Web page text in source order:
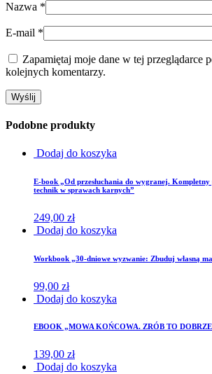
Nazwa *
E-mail *
Zapamiętaj moje dane w tej przeglądarce
kolejnych komentarzy.
Podobne produkty
Dodaj do koszyka
E-book „Od przesłuchania do wygranej.
technik w sprawach karnych”
249,00 zł
Dodaj do koszyka
Workbook „30-dniowe wyzwanie: Zbuduj własną
99,00 zł
Dodaj do koszyka
EBOOK „MOWA KOŃCOWA. ZRÓB TO
139,00 zł
Dodaj do koszyka